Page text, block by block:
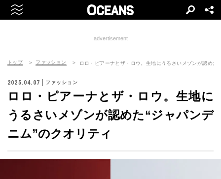
advertisement
トップ ファッション ロロ・ピアーナとザ・ロウ。生地にうるさいメゾンが認めた
2025.04.07 ファッション
ロロ・ピアーナとザ・ロウ。生地に
うるさいメゾンが認めた“ジャパンデ
ニム”のクオリティ